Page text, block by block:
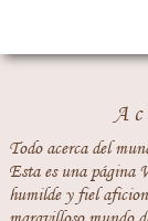
Todo acerca del
Esta es una página
humilde y fiel